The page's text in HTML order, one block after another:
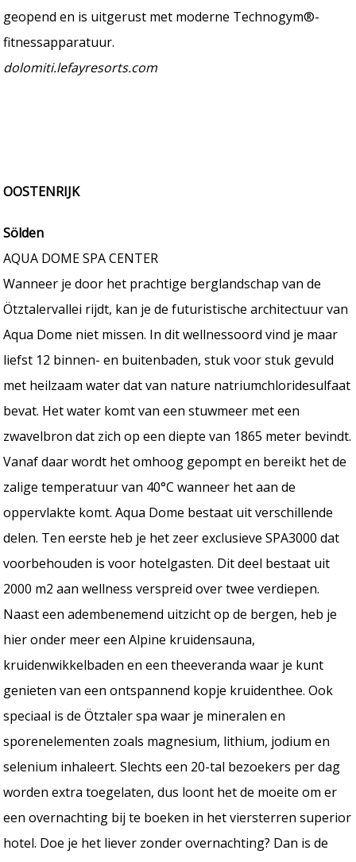
geopend en is uitgerust met moderne Technogym®-
fitnessapparatuur.
dolomiti.lefayresorts.com
OOSTENRIJK
Sölden
AQUA DOME SPA CENTER
Wanneer je door het prachtige berglandschap van de
Ötztalervallei rijdt, kan je de futuristische architectuur van
Aqua Dome niet missen. In dit wellnessoord vind je maar
liefst 12 binnen- en buitenbaden, stuk voor stuk gevuld
met heilzaam water dat van nature natriumchloridesulfaat
bevat. Het water komt van een stuwmeer met een
zwavelbron dat zich op een diepte van 1865 meter bevindt.
Vanaf daar wordt het omhoog gepompt en bereikt het de
zalige temperatuur van 40°C wanneer het aan de
oppervlakte komt. Aqua Dome bestaat uit verschillende
delen. Ten eerste heb je het zeer exclusieve SPA3000 dat
voorbehouden is voor hotelgasten. Dit deel bestaat uit
2000 m2 aan wellness verspreid over twee verdiepen.
Naast een adembenemend uitzicht op de bergen, heb je
hier onder meer een Alpine kruidensauna,
kruidenwikkelbaden en een theeveranda waar je kunt
genieten van een ontspannend kopje kruidenthee. Ook
speciaal is de Ötztaler spa waar je mineralen en
sporenelementen zoals magnesium, lithium, jodium en
selenium inhaleert. Slechts een 20-tal bezoekers per dag
worden extra toegelaten, dus loont het de moeite om er
een overnachting bij te boeken in het viersterren superior
hotel. Doe je het liever zonder overnachting? Dan is de